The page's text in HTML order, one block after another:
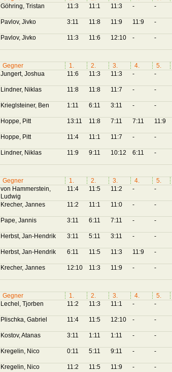
Göhring, Tristan 11:3 11:1 11:3 - -
Pavlov, Jivko 3:11 11:8 11:9 11:9 -
Pavlov, Jivko 11:3 11:6 12:10 - -
Gegner 1. 2. 3. 4. 5.
Jungert, Joshua 11:6 11:3 11:3 - -
Lindner, Niklas 11:8 11:8 11:7 - -
Krieglsteiner, Ben 1:11 6:11 3:11 - -
Hoppe, Pitt 13:11 11:8 7:11 7:11 11:9
Hoppe, Pitt 11:4 11:1 11:7 - -
Lindner, Niklas 11:9 9:11 10:12 6:11 -
Gegner 1. 2. 3. 4. 5.
von Hammerstein,
Ludwig
11:4 11:5 11:2 - -
Krecher, Jannes 11:2 11:1 11:0 - -
Pape, Jannis 3:11 6:11 7:11 - -
Herbst, Jan-Hendrik 3:11 5:11 3:11 - -
Herbst, Jan-Hendrik 6:11 11:5 11:3 11:9 -
Krecher, Jannes 12:10 11:3 11:9 - -
Gegner 1. 2. 3. 4. 5.
Lechel, Tjorben 11:2 11:3 11:1 - -
Plischka, Gabriel 11:4 11:5 12:10 - -
Kostov, Atanas 3:11 1:11 1:11 - -
Kregelin, Nico 0:11 5:11 9:11 - -
Kregelin, Nico 11:2 11:5 11:9 - -